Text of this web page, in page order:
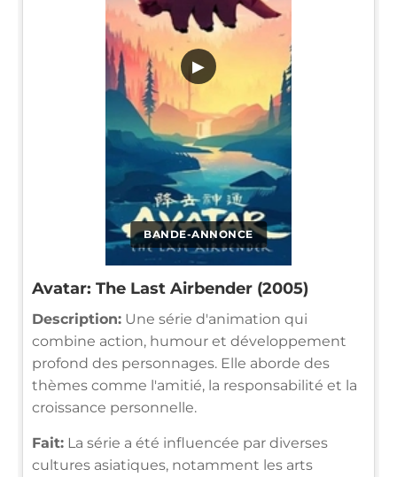
BANDE-ANNONCE
▶
Avatar: The Last Airbender (2005)
Description: Une série d'animation qui
combine action, humour et développement
profond des personnages. Elle aborde des
thèmes comme l'amitié, la responsabilité et la
croissance personnelle.
Fait: La série a été influencée par diverses
cultures asiatiques, notamment les arts